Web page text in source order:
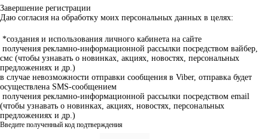
Завершение регистрации
Даю согласия на обработку моих персональных данных в целях:
*создания и использования личного кабинета на сайте
получения рекламно-информационной рассылки посредством вайбер,
смс (чтобы узнавать о новинках, акциях, новостях, персональных
предложениях и др.)
в случае невозможности отправки сообщения в Viber, отправка будет
осуществлена SMS-сообщением
получения рекламно-информационной рассылки посредством email
(чтобы узнавать о новинках, акциях, новостях, персональных
предложениях и др.)
Введите полученный код подтверждения